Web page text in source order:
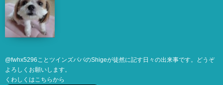
@fwhx5296ことツインズパパのShigeが徒然に記す日々の出来事です。どうぞ
よろしくお願いします。
くわしくはこちらから